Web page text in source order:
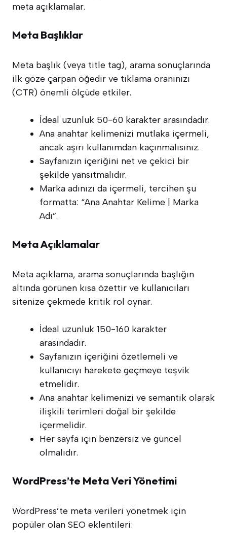
meta açıklamalar.
Meta Başlıklar
Meta başlık (veya title tag), arama sonuçlarında
ilk göze çarpan öğedir ve tıklama oranınızı
(CTR) önemli ölçüde etkiler.
İdeal uzunluk 50-60 karakter arasındadır.
Ana anahtar kelimenizi mutlaka içermeli,
ancak aşırı kullanımdan kaçınmalısınız.
Sayfanızın içeriğini net ve çekici bir
şekilde yansıtmalıdır.
Marka adınızı da içermeli, tercihen şu
formatta: “Ana Anahtar Kelime | Marka
Adı”.
Meta Açıklamalar
Meta açıklama, arama sonuçlarında başlığın
altında görünen kısa özettir ve kullanıcıları
sitenize çekmede kritik rol oynar.
İdeal uzunluk 150-160 karakter
arasındadır.
Sayfanızın içeriğini özetlemeli ve
kullanıcıyı harekete geçmeye teşvik
etmelidir.
Ana anahtar kelimenizi ve semantik olarak
ilişkili terimleri doğal bir şekilde
içermelidir.
Her sayfa için benzersiz ve güncel
olmalıdır.
WordPress’te Meta Veri Yönetimi
WordPress’te meta verileri yönetmek için
popüler olan SEO eklentileri: